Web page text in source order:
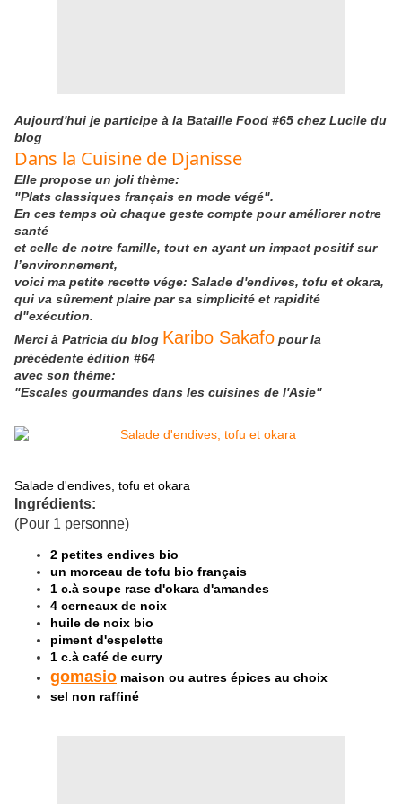
Aujourd'hui je participe à la Bataille Food #65 chez Lucile du
blog
Dans la Cuisine de Djanisse
Elle propose un joli thème:
"Plats classiques français en mode végé".
En ces temps où chaque geste compte pour améliorer notre
santé
et celle de notre famille, tout en ayant un impact positif sur
l’environnement,
voici ma petite recette vége: Salade d'endives, tofu et okara,
qui va sûrement plaire par sa simplicité et rapidité
d"exécution.
Merci à Patricia du blog Karibo Sakafo pour la
précédente édition #64
avec son thème:
"Escales gourmandes dans les cuisines de l'Asie"
Salade d'endives, tofu et okara
Ingrédients:
(Pour 1 personne)
2 petites endives bio
un morceau de tofu bio français
1 c.à soupe rase d'okara d'amandes
4 cerneaux de noix
huile de noix bio
piment d'espelette
1 c.à café de curry
gomasio maison ou autres épices au choix
sel non raffiné